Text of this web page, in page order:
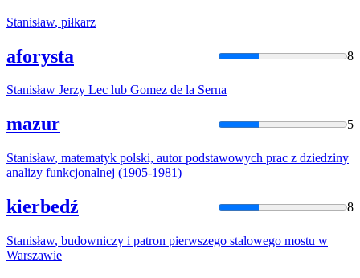
Stanisław, piłkarz
aforysta 8
Stanisław Jerzy Lec lub Gomez de la Serna
mazur 5
Stanisław, matematyk polski, autor podstawowych prac z dziedziny
analizy funkcjonalnej (1905-1981)
kierbedź 8
Stanisław, budowniczy i patron pierwszego stalowego mostu w
Warszawie